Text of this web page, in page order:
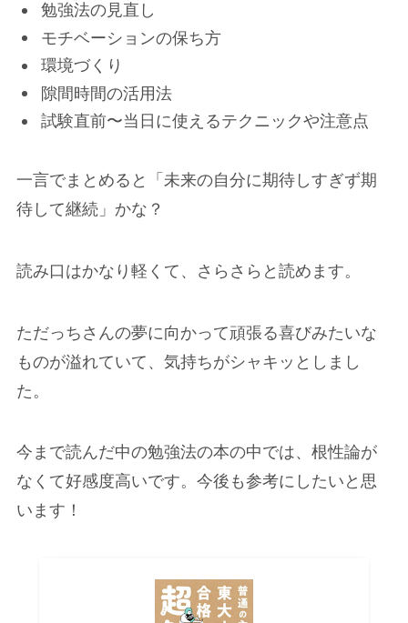
勉強法の見直し
モチベーションの保ち方
環境づくり
隙間時間の活用法
試験直前〜当日に使えるテクニックや注意点
一言でまとめると「未来の自分に期待しすぎず期
待して継続」かな？
読み口はかなり軽くて、さらさらと読めます。
ただっちさんの夢に向かって頑張る喜びみたいな
ものが溢れていて、気持ちがシャキッとしまし
た。
今まで読んだ中の勉強法の本の中では、根性論が
なくて好感度高いです。今後も参考にしたいと思
います！